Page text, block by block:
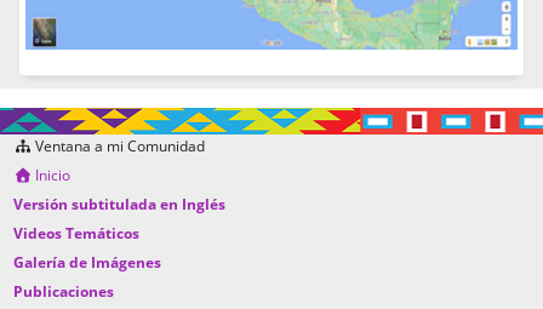
Ventana a mi Comunidad
Inicio
Versión subtitulada en Inglés
Videos Temáticos
Galería de Imágenes
Publicaciones